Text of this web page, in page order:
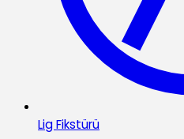
Lig Fikstürü